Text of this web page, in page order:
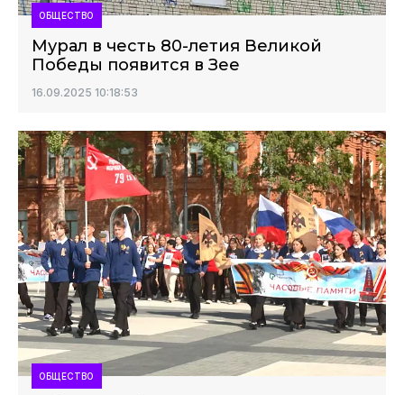
ОБЩЕСТВО
Мурал в честь 80-летия Великой
Победы появится в Зее
16.09.2025 10:18:53
ОБЩЕСТВО